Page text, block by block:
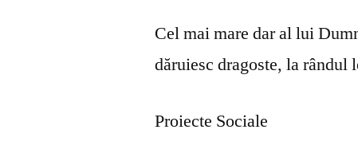
Cel mai mare dar al lui
dăruiesc dragoste, la rândul
Proiecte Sociale